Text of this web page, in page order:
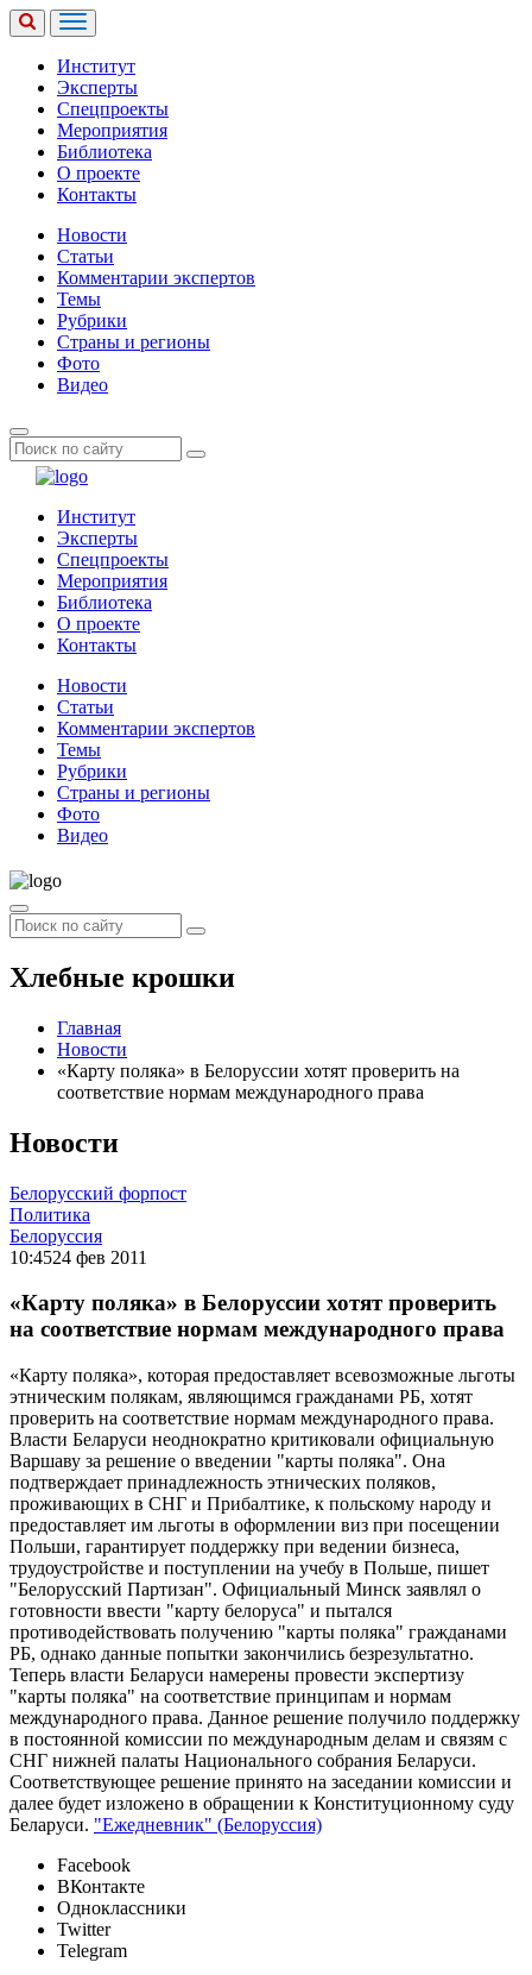
Институт
Эксперты
Спецпроекты
Мероприятия
Библиотека
О проекте
Контакты
Новости
Статьи
Комментарии экспертов
Темы
Рубрики
Страны и регионы
Фото
Видео
Институт
Эксперты
Спецпроекты
Мероприятия
Библиотека
О проекте
Контакты
Новости
Статьи
Комментарии экспертов
Темы
Рубрики
Страны и регионы
Фото
Видео
Хлебные крошки
Главная
Новости
«Карту поляка» в Белоруссии хотят проверить на
соответствие нормам международного права
Новости
Белорусский форпост
Политика
Белоруссия
10:4524 фев 2011
«Карту поляка» в Белоруссии хотят проверить
на соответствие нормам международного права
«Карту поляка», которая предоставляет всевозможные льготы
этническим полякам, являющимся гражданами РБ, хотят
проверить на соответствие нормам международного права.
Власти Беларуси неоднократно критиковали официальную
Варшаву за решение о введении "карты поляка". Она
подтверждает принадлежность этнических поляков,
проживающих в СНГ и Прибалтике, к польскому народу и
предоставляет им льготы в оформлении виз при посещении
Польши, гарантирует поддержку при ведении бизнеса,
трудоустройстве и поступлении на учебу в Польше, пишет
"Белорусский Партизан". Официальный Минск заявлял о
готовности ввести "карту белоруса" и пытался
противодействовать получению "карты поляка" гражданами
РБ, однако данные попытки закончились безрезультатно.
Теперь власти Беларуси намерены провести экспертизу
"карты поляка" на соответствие принципам и нормам
международного права. Данное решение получило поддержку
в постоянной комиссии по международным делам и связям с
СНГ нижней палаты Национального собрания Беларуси.
Соответствующее решение принято на заседании комиссии и
далее будет изложено в обращении к Конституционному суду
Беларуси. "Ежедневник" (Белоруссия)
Facebook
ВКонтакте
Одноклассники
Twitter
Telegram